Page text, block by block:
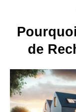
de